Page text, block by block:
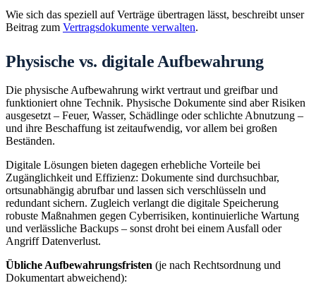
Wie sich das speziell auf Verträge übertragen lässt, beschreibt unser
Beitrag zum Vertragsdokumente verwalten.
Physische vs. digitale Aufbewahrung
Die physische Aufbewahrung wirkt vertraut und greifbar und
funktioniert ohne Technik. Physische Dokumente sind aber Risiken
ausgesetzt – Feuer, Wasser, Schädlinge oder schlichte Abnutzung –
und ihre Beschaffung ist zeitaufwendig, vor allem bei großen
Beständen.
Digitale Lösungen bieten dagegen erhebliche Vorteile bei
Zugänglichkeit und Effizienz: Dokumente sind durchsuchbar,
ortsunabhängig abrufbar und lassen sich verschlüsseln und
redundant sichern. Zugleich verlangt die digitale Speicherung
robuste Maßnahmen gegen Cyberrisiken, kontinuierliche Wartung
und verlässliche Backups – sonst droht bei einem Ausfall oder
Angriff Datenverlust.
Übliche Aufbewahrungsfristen (je nach Rechtsordnung und
Dokumentart abweichend):